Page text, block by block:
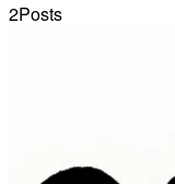
2Posts